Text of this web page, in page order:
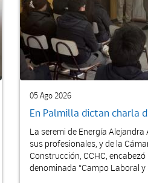
05 Ago 2026
En Palmilla dictan charla
La seremi de Energía
sus profesionales, y de la
Construcción, CCHC,
denominada “Campo Laboral y